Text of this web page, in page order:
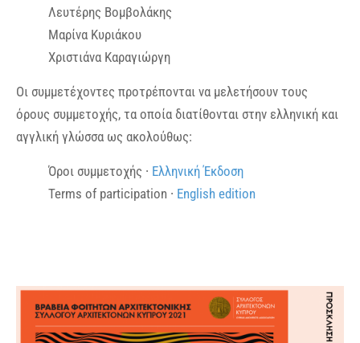
Λευτέρης Βομβολάκης
Μαρίνα Κυριάκου
Χριστιάνα Καραγιώργη
Οι συμμετέχοντες προτρέπονται να μελετήσουν τους
όρους συμμετοχής, τα οποία διατίθονται στην ελληνική και
αγγλική γλώσσα ως ακολούθως:
Όροι συμμετοχής ∙ Ελληνική Έκδοση
Terms of participation ∙ English edition